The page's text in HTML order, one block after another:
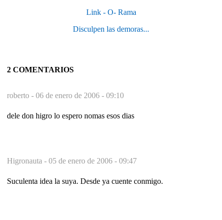
Link - O- Rama
Disculpen las demoras...
2 COMENTARIOS
roberto - 06 de enero de 2006 - 09:10
dele don higro lo espero nomas esos dias
Higronauta - 05 de enero de 2006 - 09:47
Suculenta idea la suya. Desde ya cuente conmigo.